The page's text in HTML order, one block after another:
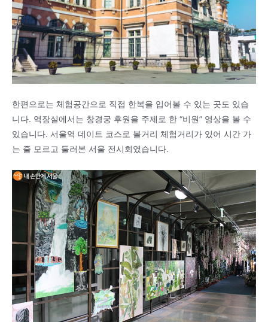
한편으로는 체험공간으로 직접 한복을 입어볼 수 있는 곳도 있습
니다. 역장실에서는 창경궁 후원을 주제로 한 “비원” 영상을 볼 수
있습니다. 서울역 데이트 코스로 볼거리 체험거리가 있어 시간 가
는 줄 모르고 둘러본 서울 전시회였습니다.